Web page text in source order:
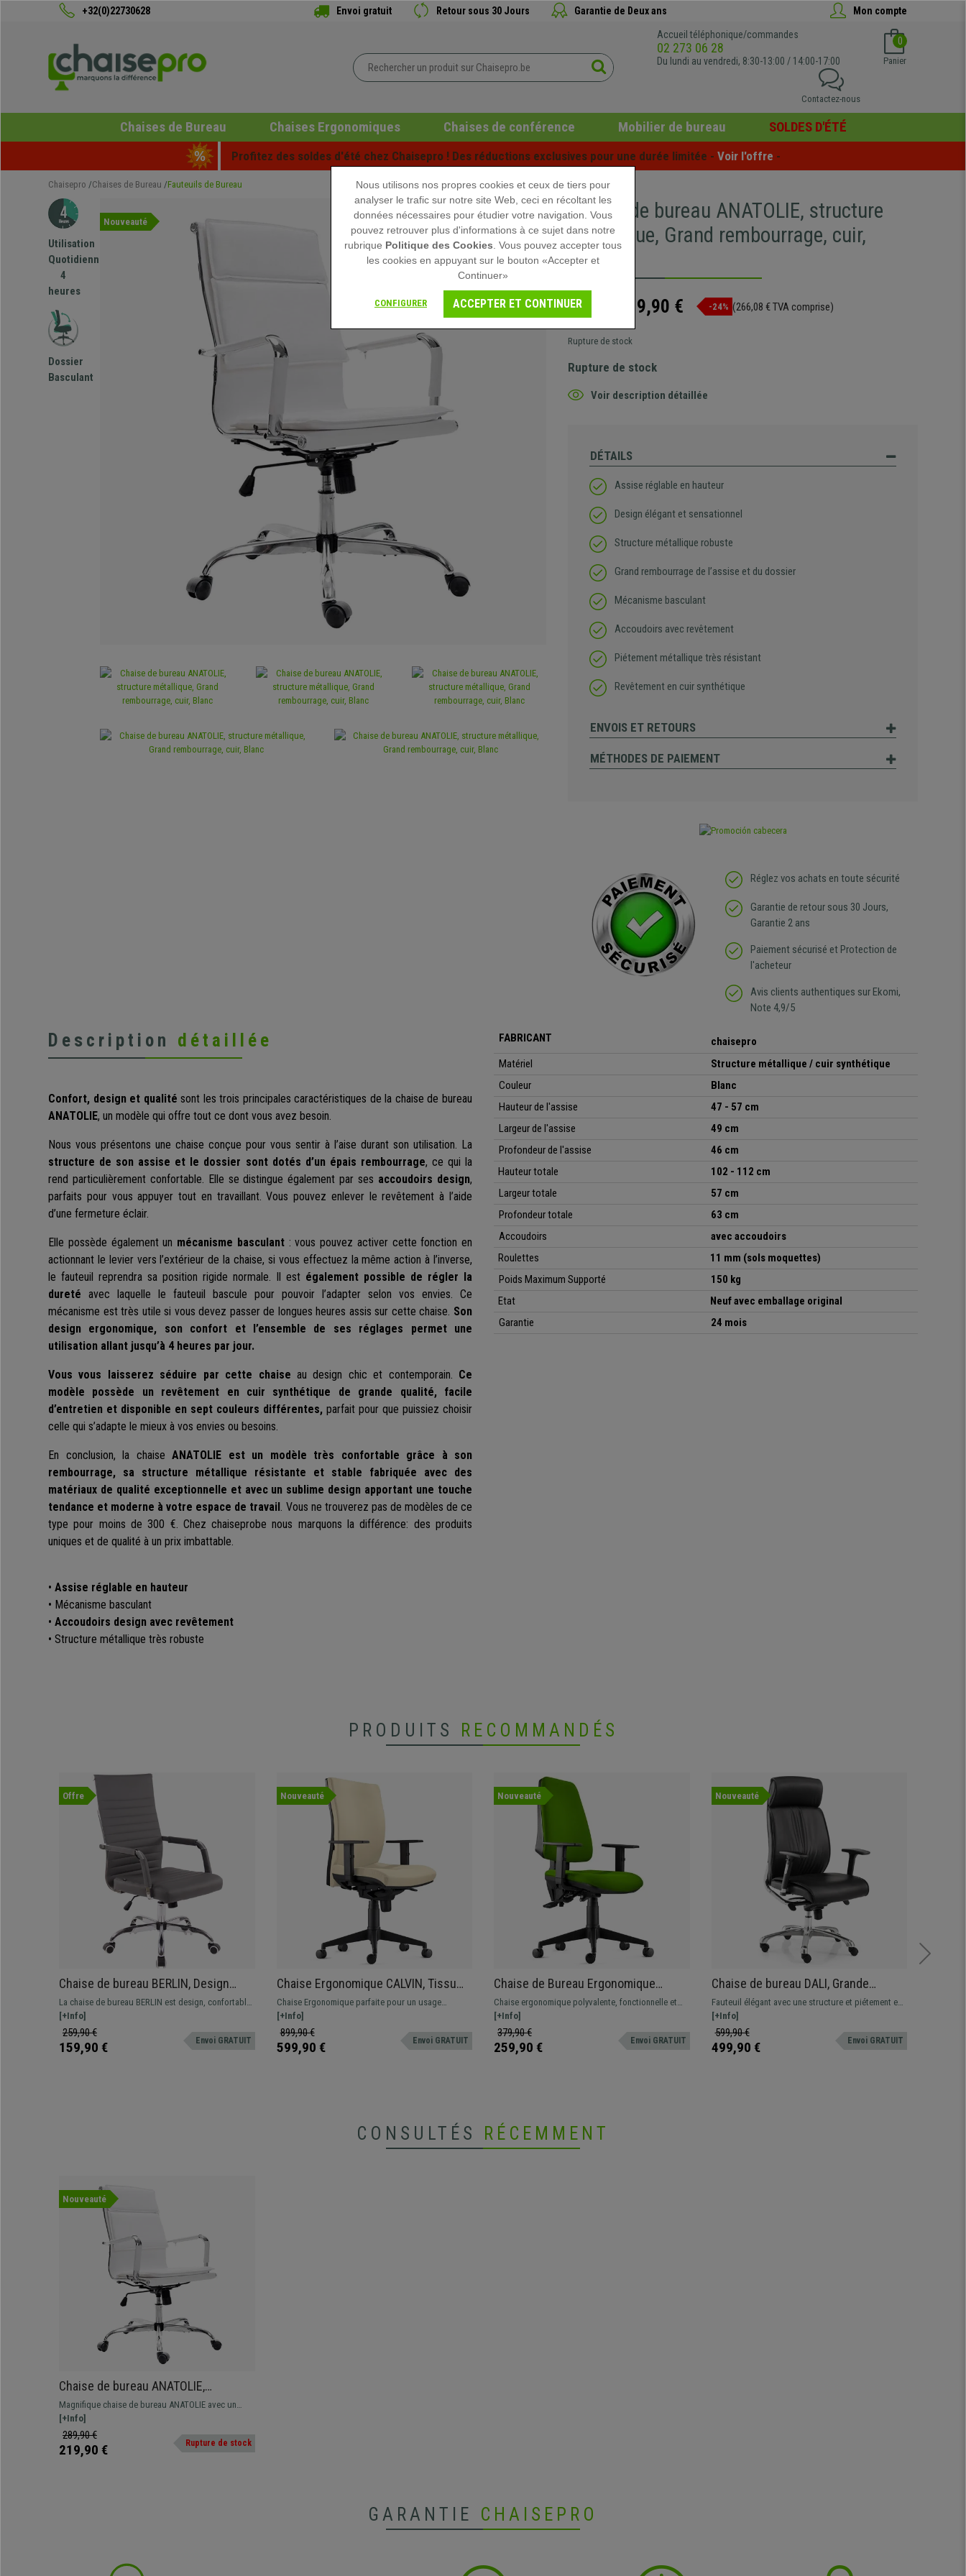
+32(0)22730628 Envoi gratuit Retour sous 30 Jours Garantie de Deux ans Mon compte
Accueil téléphonique/commandes
02 273 06 28
Du lundi au vendredi, 8:30-13:00 / 14:00-17:00
0
Panier
Contactez-nous
Chaises de Bureau Chaises Ergonomiques Chaises de conférence Mobilier de bureau SOLDES D'ÉTÉ
Profitez des soldes d'été chez Chaisepro ! Des réductions exclusives pour une durée limitée - Voir l'offre -
Chaisepro Chaises de Bureau Fauteuils de Bureau
Utilisation
Quotidienne
4
heures
Dossier
Basculant
Nouveauté
Chaise de bureau ANATOLIE, structure
métallique, Grand rembourrage, cuir,
Blanc
289,90 € 219,90 € -24% (266,08 € TVA comprise)
Rupture de stock
Rupture de stock
Voir description détaillée
DÉTAILS
Assise réglable en hauteur
Design élégant et sensationnel
Structure métallique robuste
Grand rembourrage de l’assise et du dossier
Mécanisme basculant
Accoudoirs avec revêtement
Piétement métallique très résistant
Revêtement en cuir synthétique
ENVOIS ET RETOURS
MÉTHODES DE PAIEMENT
Réglez vos achats en toute sécurité
Garantie de retour sous 30 Jours,
Garantie 2 ans
Paiement sécurisé et Protection de
l'acheteur
Avis clients authentiques sur Ekomi,
Note 4,9/5
Description détaillée
Confort, design et qualité sont les trois principales caractéristiques de la chaise de bureau
ANATOLIE, un modèle qui offre tout ce dont vous avez besoin.
Nous vous présentons une chaise conçue pour vous sentir à l’aise durant son utilisation. La
structure de son assise et le dossier sont dotés d’un épais rembourrage, ce qui la
rend particulièrement confortable. Elle se distingue également par ses accoudoirs design,
parfaits pour vous appuyer tout en travaillant. Vous pouvez enlever le revêtement à l’aide
d’une fermeture éclair.
Elle possède également un mécanisme basculant: vous pouvez activer cette fonction en
actionnant le levier vers l’extérieur de la chaise, si vous effectuez la même action à l’inverse,
le fauteuil reprendra sa position rigide normale. Il est également possible de régler la
dureté avec laquelle le fauteuil bascule pour pouvoir l’adapter selon vos envies. Ce
mécanisme est très utile si vous devez passer de longues heures assis sur cette chaise. Son
design ergonomique, son confort et l’ensemble de ses réglages permet une
utilisation allant jusqu’à 4 heures par jour.
Vous vous laisserez séduire par cette chaise au design chic et contemporain. Ce
modèle possède un revêtement en cuir synthétique de grande qualité, facile
d’entretien et disponible en sept couleurs différentes, parfait pour que puissiez choisir
celle qui s’adapte le mieux à vos envies ou besoins.
En conclusion, la chaise ANATOLIE est un modèle très confortable grâce à son
rembourrage, sa structure métallique résistante et stable fabriquée avec des
matériaux de qualité exceptionnelle et avec un sublime design apportant une touche
tendance et moderne à votre espace de travail. Vous ne trouverez pas de modèles de ce
type pour moins de 300 €. Chez chaiseprobe nous marquons la différence: des produits
uniques et de qualité à un prix imbattable.
• Assise réglable en hauteur
• Mécanisme basculant
• Accoudoirs design avec revêtement
• Structure métallique très robuste
FABRICANT
chaisepro
Matériel
Structure métallique / cuir synthétique
Couleur
Blanc
Hauteur de l'assise
47 - 57 cm
Largeur de l'assise
49 cm
Profondeur de l'assise
46 cm
Hauteurtotale
102 - 112 cm
Largeur totale
57 cm
Profondeurtotale
63 cm
Accoudoirs
avec accoudoirs
Roulettes
11 mm (sols moquettes)
Poids Maximum Supporté
150 kg
Etat
Neuf avec emballage original
Garantie
24 mois
PRODUITS RECOMMANDÉS
Offre
Chaise de bureau BERLIN, Design
Élégant, Structure en Métal, en Cuir,
Gris
La chaise de bureau BERLIN est design, confortable,
et de très bonne qualité. Structure en métal et
revêtement en cuir synthétique.
[+Info]
259,90 €
159,90 € Envoi GRATUIT
Nouveauté
Chaise Ergonomique CALVIN, Tissu
Ignifuge, Support Lombaire, Crème
Chaise Ergonomique parfaite pour un usage
professionnel, dossier ajustable, support lombaire
et accoudoirs réglables en hauteur.
[+Info]
899,90 €
599,90 € Envoi GRATUIT
Nouveauté
Chaise de Bureau Ergonomique
INDIANA, en Tissu Vert, avec
Accoudoirs Ajustables
Chaise ergonomique polyvalente, fonctionnelle et
très confortable grâce à son rembourrage épais.
Tapissée en tissu de qualité.
[+Info]
379,90 €
259,90 € Envoi GRATUIT
Nouveauté
Chaise de bureau DALI, Grande
Qualité et Design, Mécanisme
Synchrone, Cuir, Noir
Fauteuil élégant avec une structure et piétement en
acier chromé. Revêtement cuir respirable de grande
qualité et finitions
[+Info]
599,90 €
499,90 € Envoi GRATUIT
CONSULTÉS RÉCEMMENT
Nouveauté
Chaise de bureau ANATOLIE,
structure métallique, Grand
rembourrage, cuir, Blanc
Magnifique chaise de bureau ANATOLIE avec un
revêtement en cuir synthétique, disponible en
différentes couleurs.
[+Info]
289,90 €
219,90 € Rupture de stock
GARANTIE CHAISEPRO
Nous utilisons nos propres cookies et ceux de tiers pour
analyser le trafic sur notre site Web, ceci en récoltant les
données nécessaires pour étudier votre navigation. Vous
pouvez retrouver plus d'informations à ce sujet dans notre
rubrique Politique des Cookies . Vous pouvez accepter tous
les cookies en appuyant sur le bouton «Accepter et
Continuer»
CONFIGURER ACCEPTER ET CONTINUER